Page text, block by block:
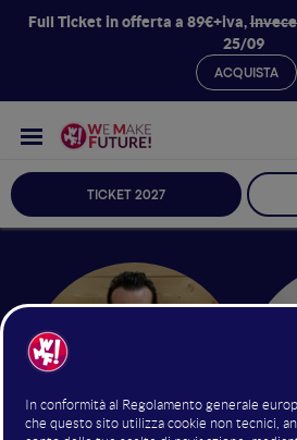
Full Ticket in offerta a 89€+iva,
25/09
ACQUISTA
TICKET 2027